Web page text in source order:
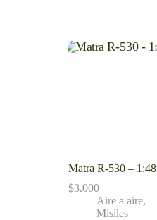
Matra R-530 – 1:48
$3.000
Aire a aire,
Misiles